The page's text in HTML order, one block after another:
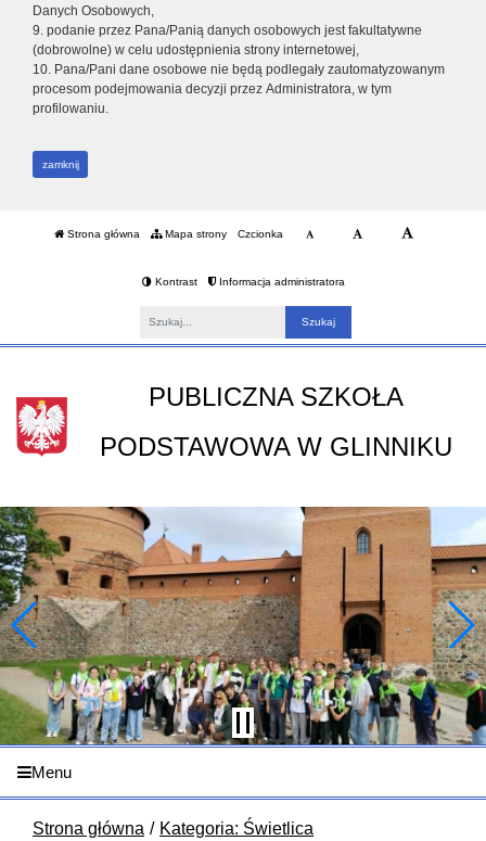
Danych Osobowych,
9. podanie przez Pana/Panią danych osobowych jest fakultatywne
(dobrowolne) w celu udostępnienia strony internetowej,
10. Pana/Pani dane osobowe nie będą podlegały zautomatyzowanym
procesom podejmowania decyzji przez Administratora, w tym
profilowaniu.
zamknij
Strona główna Mapa strony Czcionka
Kontrast Informacja administratora
PUBLICZNA SZKOŁA
PODSTAWOWA W GLINNIKU
Menu
Strona główna
Kategoria: Świetlica